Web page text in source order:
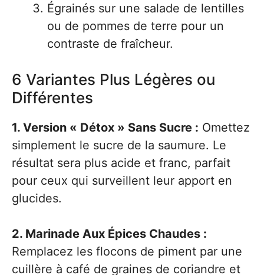
Égrainés sur une salade de lentilles
ou de pommes de terre pour un
contraste de fraîcheur.
6 Variantes Plus Légères ou
Différentes
1. Version « Détox » Sans Sucre : Omettez
simplement le sucre de la saumure. Le
résultat sera plus acide et franc, parfait
pour ceux qui surveillent leur apport en
glucides.
2. Marinade Aux Épices Chaudes :
Remplacez les flocons de piment par une
cuillère à café de graines de coriandre et